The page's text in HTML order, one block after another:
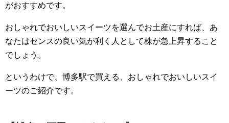
がおすすめです。
おしゃれでおいしいスイーツを選んでお土産にすれば、あ
なたはセンスの良い気が利く人として株が急上昇すること
でしょう。
というわけで、博多駅で買える、おしゃれでおいしいスイ
ーツのご紹介です。